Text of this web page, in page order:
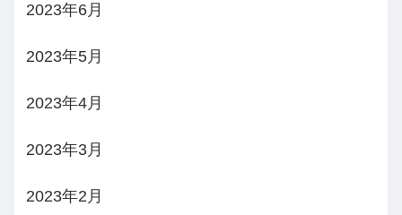
2023年6月
2023年5月
2023年4月
2023年3月
2023年2月